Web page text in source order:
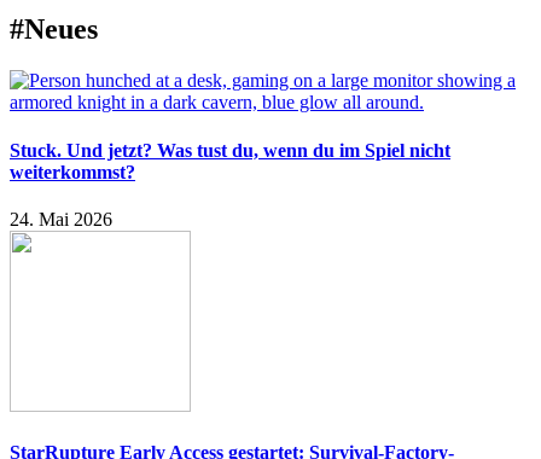
#Neues
Stuck. Und jetzt? Was tust du, wenn du im Spiel nicht
weiterkommst?
24. Mai 2026
StarRupture Early Access gestartet: Survival-Factory-